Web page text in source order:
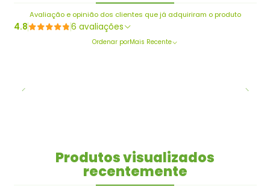
Avaliação e opinião dos clientes que já adquiriram o produto
4.8 6 avaliações
Ordenar porMais Recente
Produtos visualizados
recentemente